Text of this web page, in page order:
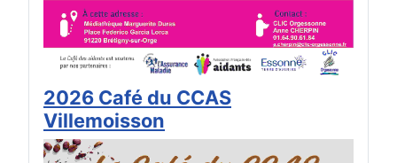
2026 Café du CCAS
Villemoisson